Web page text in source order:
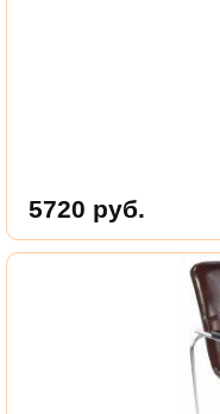
5720 руб.